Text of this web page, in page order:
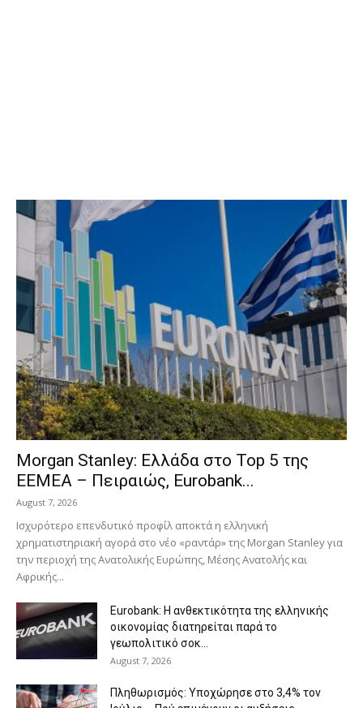
Morgan Stanley: Ελλάδα στο Top 5 της
EEMEA – Πειραιώς, Eurobank...
August 7, 2026
Ισχυρότερο επενδυτικό προφίλ αποκτά η ελληνική
χρηματιστηριακή αγορά στο νέο «ραντάρ» της Morgan Stanley για
την περιοχή της Ανατολικής Ευρώπης, Μέσης Ανατολής και
Αφρικής...
Eurobank: Η ανθεκτικότητα της ελληνικής
οικονομίας διατηρείται παρά το
γεωπολιτικό σοκ...
August 7, 2026
Πληθωρισμός: Υποχώρησε στο 3,4% τον